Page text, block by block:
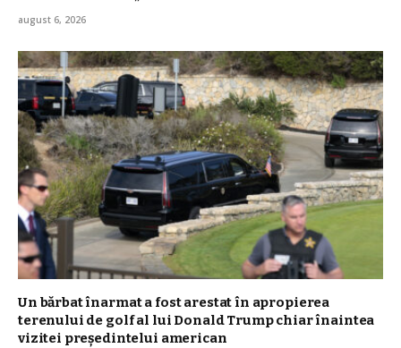
august 6, 2026
Un bărbat înarmat a fost arestat în apropierea
terenului de golf al lui Donald Trump chiar înaintea
vizitei președintelui american